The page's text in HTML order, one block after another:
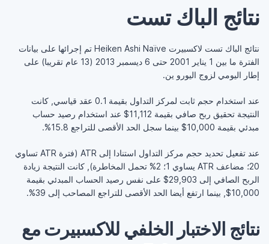
نتائج الباك تست
نتائج الباك تست لاكسبيرت Heiken Ashi Naïve تم إجرائها على بيانات
الفترة ما بين 1 يناير 2001 حتى 6 ديسمبر 2013 (13 عام تقريبا) على
إطار اليومي لزوج اليورو ين.
عند استخدام حجم ثابت لمركز التداول بقيمة 0.1 عقد قياسي, كانت
النتيجة تحقيق ربح صافي بقيمة 11,112$ عند استخدام رصيد حساب
مبدئي بقيمة 10,000$ بينما سجل الحد الأقصى للتراجع 15.8%.
عند تفعيل تحديد حجم مركز التداول استنادا إلى ATR (فترة ATR تساوي
20؛ مضاعف ATR يساوي 1؛ 2% تحمل المخاطرة), كانت النتيجة زيادة
الربح الصافي إلى 29,903$ على نفس رصيد الحساب المبدئي بقيمة
10,000$, بينما ارتفع أيضا الحد الأقصى للتراجع المصاحب إلى 39%.
نتائج الاختبار الخلفي للاكسبيرت مع